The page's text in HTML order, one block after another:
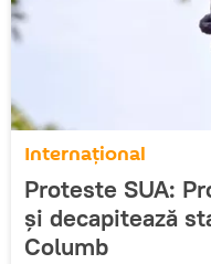
Internaţional
Proteste SUA:
și decapitează
Columb